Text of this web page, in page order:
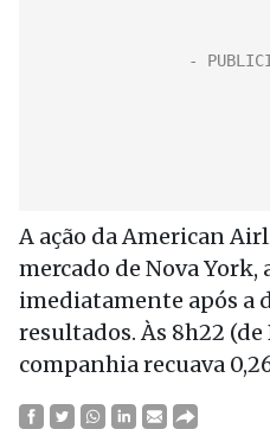
A ação da American
mercado de Nova
imediatamente após a
resultados. Às 8h22
companhia recuava